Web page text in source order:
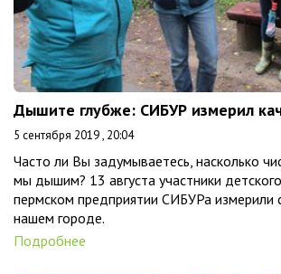
Дышите глубже: СИБУР измерил
5 сентября 2019 , 20:04
Часто ли Вы задумываетесь, насколько
мы дышим? 13 августа участники
пермском предприятии СИБУРа измерили
нашем городе.
Подробнее